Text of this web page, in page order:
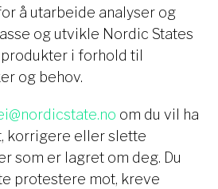
å utarbeide analyser og
og utvikle Nordic States
i forhold til
og behov.
om du vil ha
korrigere eller slette
som er lagret om deg. Du
protestere mot, kreve